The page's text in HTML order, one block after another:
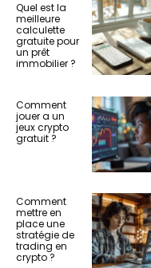
Quel est la
meilleure
calculette
gratuite pour
un prêt
immobilier ?
Comment
jouer a un
jeux crypto
gratuit ?
Comment
mettre en
place une
stratégie de
trading en
crypto ?